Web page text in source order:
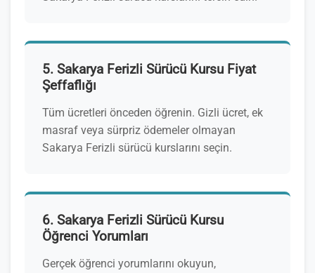
5. Sakarya Ferizli Sürücü Kursu Fiyat
Şeffaflığı
Tüm ücretleri önceden öğrenin. Gizli ücret, ek
masraf veya sürpriz ödemeler olmayan
Sakarya Ferizli sürücü kurslarını seçin.
6. Sakarya Ferizli Sürücü Kursu
Öğrenci Yorumları
Gerçek öğrenci yorumlarını okuyun,